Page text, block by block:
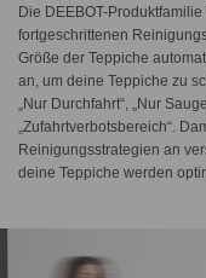
Die DEEBOT-
fortgeschrittenen
Größe der Teppiche
an, um deine Teppiche zu
„Nur Durchfahrt“, „Nur
„Zufahrtverbotsbereich“.
Reinigungsstrategien an
deine Teppiche werden